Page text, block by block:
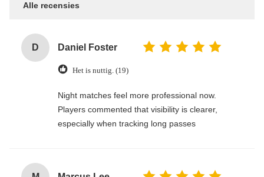
Alle recensies
D Daniel Foster
Het is nuttig. (19)
Night matches feel more professional now.
Players commented that visibility is clearer,
especially when tracking long passes